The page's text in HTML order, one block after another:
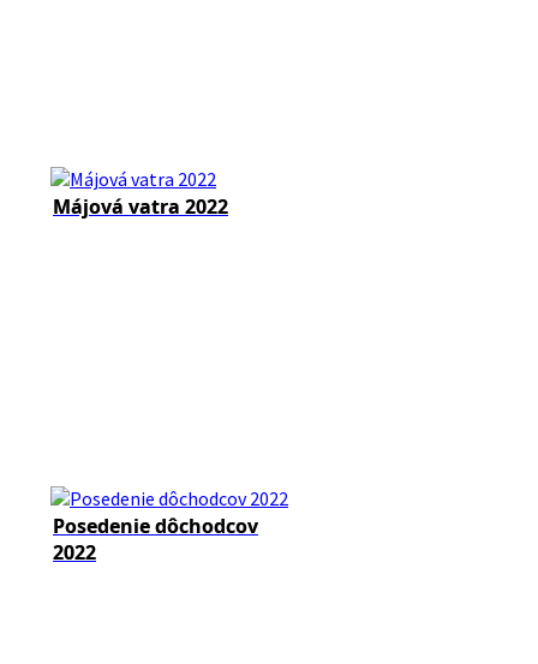
Májová vatra 2022
Posedenie dôchodcov
2022